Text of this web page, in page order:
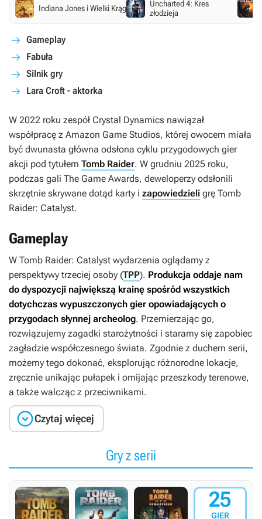
Indiana Jones i Wielki Krąg
Uncharted 4: Kres
złodzieja
Gameplay
Fabuła
Silnik gry
Lara Croft - aktorka
W 2022 roku zespół Crystal Dynamics nawiązał
współpracę z Amazon Game Studios, której owocem miała
być dwunasta główna odsłona cyklu przygodowych gier
akcji pod tytułem Tomb Raider. W grudniu 2025 roku,
podczas gali The Game Awards, deweloperzy odsłonili
skrzętnie skrywane dotąd karty i zapowiedzieli grę Tomb
Raider: Catalyst.
Gameplay
W Tomb Raider: Catalyst wydarzenia oglądamy z
perspektywy trzeciej osoby (TPP). Produkcja oddaje nam
do dyspozycji największą krainę spośród wszystkich
dotychczas wypuszczonych gier opowiadających o
przygodach słynnej archeolog. Przemierzając go,
rozwiązujemy zagadki starożytności i staramy się zapobiec
zagładzie współczesnego świata. Zgodnie z duchem serii,
możemy tego dokonać, eksplorując różnorodne lokacje,
zręcznie unikając pułapek i omijając przeszkody terenowe,
a także walcząc z przeciwnikami.
Czytaj więcej
Gry z serii
25
GIER